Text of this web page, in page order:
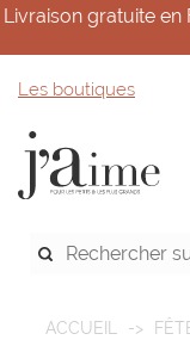
Livraison gratuite
Les boutiques
ACCUEIL